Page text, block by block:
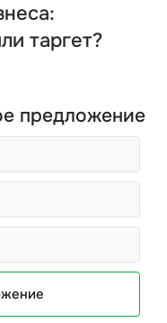
таргет?
предложение